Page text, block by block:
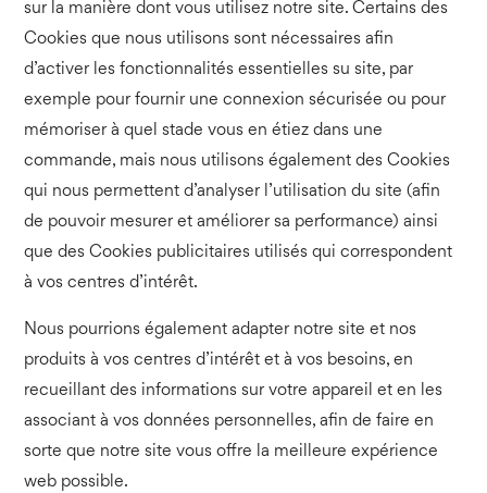
sur la manière dont vous utilisez notre site. Certains des
Cookies que nous utilisons sont nécessaires afin
d’activer les fonctionnalités essentielles su site, par
exemple pour fournir une connexion sécurisée ou pour
mémoriser à quel stade vous en étiez dans une
commande, mais nous utilisons également des Cookies
qui nous permettent d’analyser l’utilisation du site (afin
de pouvoir mesurer et améliorer sa performance) ainsi
que des Cookies publicitaires utilisés qui correspondent
à vos centres d’intérêt.
Nous pourrions également adapter notre site et nos
produits à vos centres d’intérêt et à vos besoins, en
recueillant des informations sur votre appareil et en les
associant à vos données personnelles, afin de faire en
sorte que notre site vous offre la meilleure expérience
web possible.